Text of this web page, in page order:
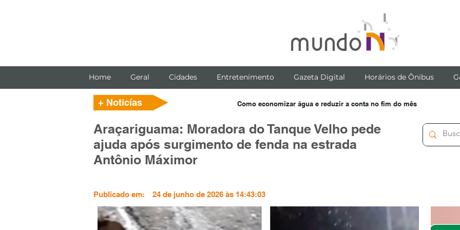
Home Geral Cidades Entretenimento Gazeta Digital Horários de Ônibus
Como economizar água e reduzir a conta no fim do mês
+ Noticías
Araçariguama: Moradora do Tanque Velho pede
ajuda após surgimento de fenda na estrada
Antônio Máximor
Publicado em: 24 de junho de 2026 às 14:43:03